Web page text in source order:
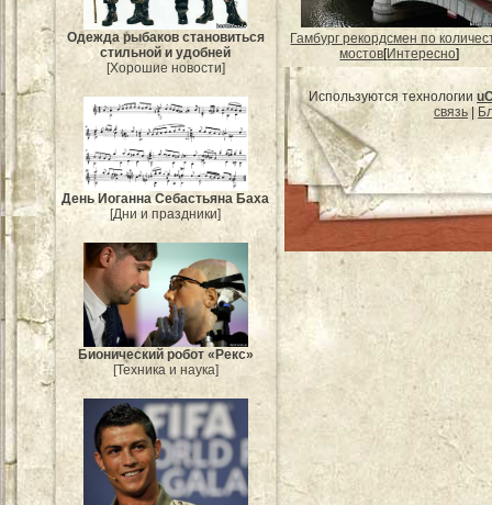
Одежда рыбаков становиться
стильной и удобней
[Хорошие новости]
День Иоганна Себастьяна Баха
[Дни и праздники]
Бионический робот «Рекс»
[Техника и наука]
Гамбург рекордсмен по
мостов[Интересно]
Используются технологии
связь